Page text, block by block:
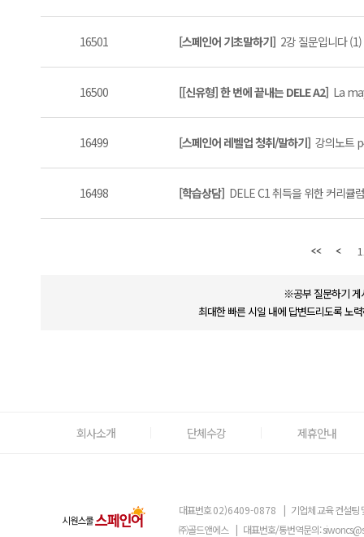
16501 [스페인어 기초말하기] 2강 질문입니다 (1)
16500 [[신유형] 한 번에 끝내는 DELE A2] La
16499 [스페인어 레벨업 청취/말하기] 강의노트
16498 [학습상담] DELE C1 취득을 위한 커리큘
※공부 질문하기 게
최대한 빠른 시일 내에 답변드리도록 노
회사소개 단체수강 제휴안내
대표번호02)6409-0878 | 기업체 교육 컨설팅
㈜골드앤에스 | 대표번호/통번역문의: